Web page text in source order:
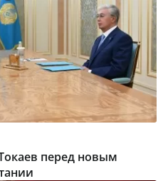
перед новым